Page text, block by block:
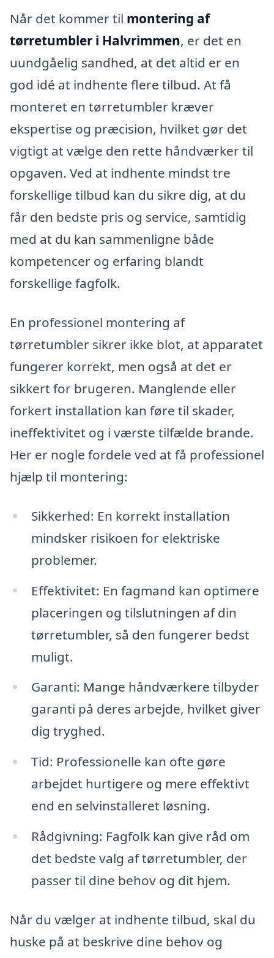
Når det kommer til montering af
tørretumbler i Halvrimmen, er det en
uundgåelig sandhed, at det altid er en
god idé at indhente flere tilbud. At få
monteret en tørretumbler kræver
ekspertise og præcision, hvilket gør det
vigtigt at vælge den rette håndværker til
opgaven. Ved at indhente mindst tre
forskellige tilbud kan du sikre dig, at du
får den bedste pris og service, samtidig
med at du kan sammenligne både
kompetencer og erfaring blandt
forskellige fagfolk.
En professionel montering af
tørretumbler sikrer ikke blot, at apparatet
fungerer korrekt, men også at det er
sikkert for brugeren. Manglende eller
forkert installation kan føre til skader,
ineffektivitet og i værste tilfælde brande.
Her er nogle fordele ved at få professionel
hjælp til montering:
Sikkerhed: En korrekt installation
mindsker risikoen for elektriske
problemer.
Effektivitet: En fagmand kan optimere
placeringen og tilslutningen af din
tørretumbler, så den fungerer bedst
muligt.
Garanti: Mange håndværkere tilbyder
garanti på deres arbejde, hvilket giver
dig tryghed.
Tid: Professionelle kan ofte gøre
arbejdet hurtigere og mere effektivt
end en selvinstalleret løsning.
Rådgivning: Fagfolk kan give råd om
det bedste valg af tørretumbler, der
passer til dine behov og dit hjem.
Når du vælger at indhente tilbud, skal du
huske på at beskrive dine behov og